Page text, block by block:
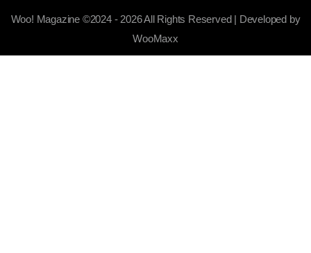
Woo! Magazine ©2024 - 2026 All Rights Reserved | Developed by
WooMaxx